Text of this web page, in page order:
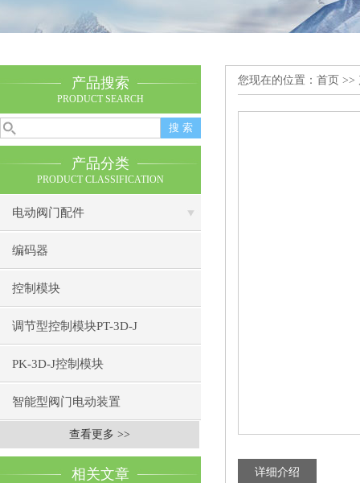
产品搜索
PRODUCT SEARCH
产品分类
PRODUCT CLASSIFICATION
电动阀门配件
编码器
控制模块
调节型控制模块PT-3D-J
PK-3D-J控制模块
智能型阀门电动装置
查看更多 >>
相关文章
您现在的位置： 首页 >>
详细介绍